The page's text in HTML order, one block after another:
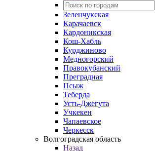
Зеленчукская
Карачаевск
Кардоникская
Кош-Хабль
Курджиново
Медногорский
Правокубанский
Преградная
Псыж
Теберда
Усть-Джегута
Учкекен
Чапаевское
Черкесск
Волгоградская область
Назад